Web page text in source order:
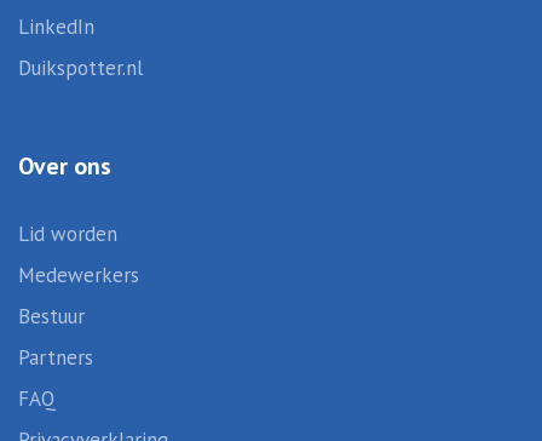
LinkedIn
Duikspotter.nl
Over ons
Lid worden
Medewerkers
Bestuur
Partners
FAQ